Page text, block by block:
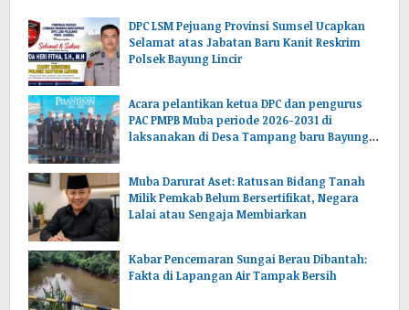
DPC LSM Pejuang Provinsi Sumsel Ucapkan
Selamat atas Jabatan Baru Kanit Reskrim
Polsek Bayung Lincir
Acara pelantikan ketua DPC dan pengurus
PAC PMPB Muba periode 2026-2031 di
laksanakan di Desa Tampang baru Bayung
Muba Darurat Aset: Ratusan Bidang Tanah
Milik Pemkab Belum Bersertifikat, Negara
Lalai atau Sengaja Membiarkan
Kabar Pencemaran Sungai Berau Dibantah:
Fakta di Lapangan Air Tampak Bersih